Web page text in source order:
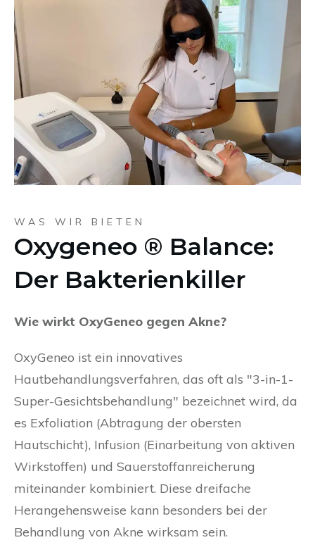
WAS WIR BIETEN
Oxygeneo ® Balance:
Der Bakterienkiller
Wie wirkt OxyGeneo gegen Akne?
OxyGeneo ist ein innovatives
Hautbehandlungsverfahren, das oft als "3-in-1-
Super-Gesichtsbehandlung" bezeichnet wird, da
es Exfoliation (Abtragung der obersten
Hautschicht), Infusion (Einarbeitung von aktiven
Wirkstoffen) und Sauerstoffanreicherung
miteinander kombiniert. Diese dreifache
Herangehensweise kann besonders bei der
Behandlung von Akne wirksam sein.